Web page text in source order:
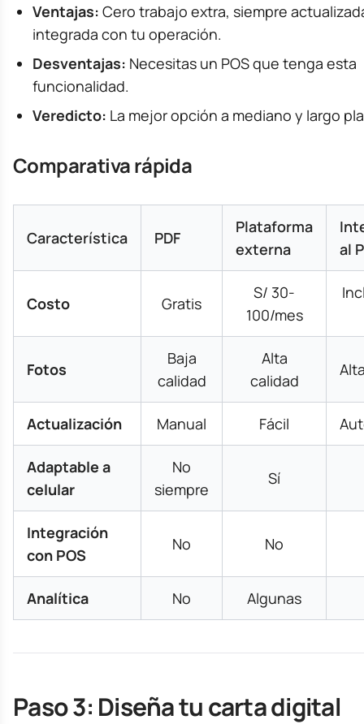
Ventajas: Cero trabajo extra, siempre
integrada con tu operación.
Desventajas: Necesitas un POS que tenga esta
funcionalidad.
Veredicto: La mejor opción a mediano y largo
Comparativa rápida
Característica PDF
Plataforma
externa
al
Costo Gratis
S/ 30-
100/mes
Fotos
Baja
calidad
Alta
calidad
Actualización Manual Fácil
Adaptable a
celular
No
siempre
Sí
Integración
con POS
No No
Analítica No Algunas
Paso 3: Diseña tu carta digital